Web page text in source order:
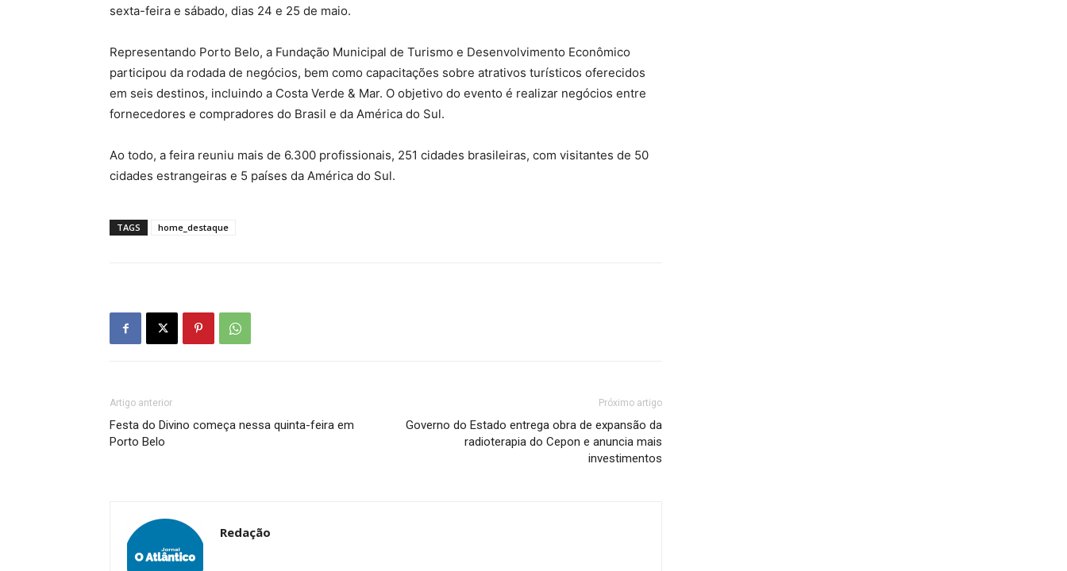
sexta-feira e sábado, dias 24 e 25 de maio.
Representando Porto Belo, a Fundação Municipal de Turismo e Desenvolvimento Econômico
participou da rodada de negócios, bem como capacitações sobre atrativos turísticos oferecidos
em seis destinos, incluindo a Costa Verde & Mar. O objetivo do evento é realizar negócios entre
fornecedores e compradores do Brasil e da América do Sul.
Ao todo, a feira reuniu mais de 6.300 profissionais, 251 cidades brasileiras, com visitantes de 50
cidades estrangeiras e 5 países da América do Sul.
TAGS home_destaque
Artigo anterior
Festa do Divino começa nessa quinta-feira em
Porto Belo
Próximo artigo
Governo do Estado entrega obra de expansão da
radioterapia do Cepon e anuncia mais
investimentos
Redação